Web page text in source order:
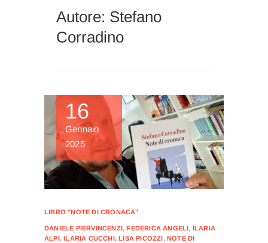
Autore: Stefano
Corradino
16
Gennaio
2025
LIBRO "NOTE DI CRONACA"
DANIELE PIERVINCENZI,FEDERICA ANGELI, ILARIA
ALPI,ILARIA CUCCHI,LISA PICOZZI,NOTE DI